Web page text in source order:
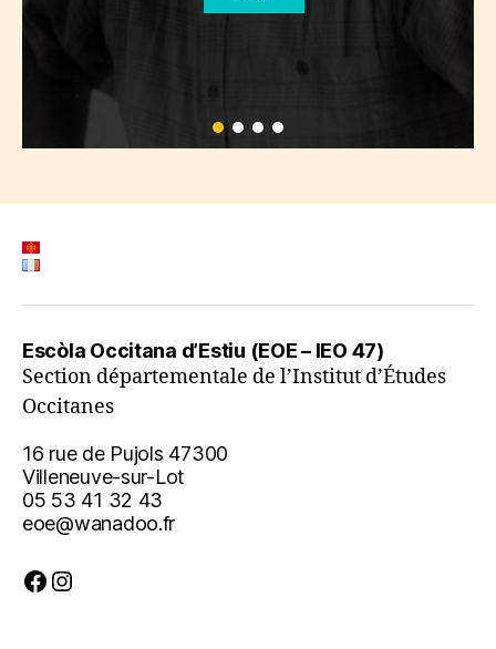
Escòla Occitana d’Estiu (EOE – IEO 47)
Section départementale de l’Institut d’Études
Occitanes
16 rue de Pujols 47300
Villeneuve-sur-Lot
05 53 41 32 43
eoe@wanadoo.fr
Facebook
Instagram